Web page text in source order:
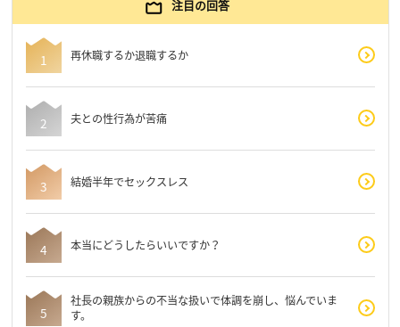
注目の回答
再休職するか退職するか
夫との性行為が苦痛
結婚半年でセックスレス
本当にどうしたらいいですか？
社長の親族からの不当な扱いで体調を崩し、悩んでいま
す。